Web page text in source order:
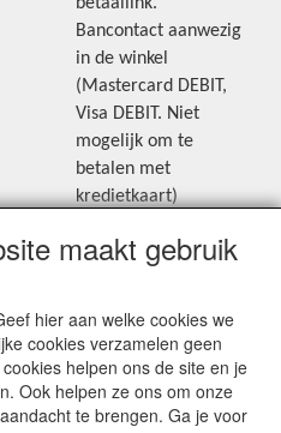
Bancontact aanwezig
in de winkel
(Mastercard DEBIT,
Visa DEBIT. Niet
mogelijk om te
betalen met
kredietkaart)
op de hoogte van de laatste
Facebookpagina.
maakt gebruik
hier aan welke cookies we
cookies verzamelen geen
helpen ons de site en je
Ook helpen ze ons om onze
te brengen. Ga je voor